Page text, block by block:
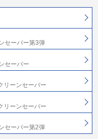
セーバー第3弾
セーバー
リーンセーバー
リーンセーバー
セーバー第2弾